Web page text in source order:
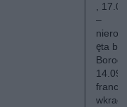
,
–
ęta
14.09.